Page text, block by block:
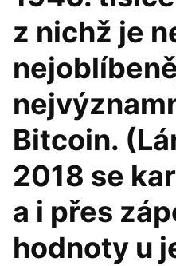
z nichž je
Bitcoin.
2018 se
a i přes
hodnoty u